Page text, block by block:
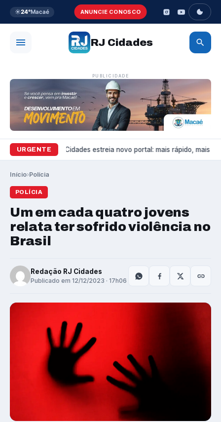
☀️24°Macaé ANUNCIE CONOSCO
RJ Cidades
PUBLICIDADE
URGENTE
Variedades RJ Cidades estreia novo portal: mais rápido, mais
Início›Polícia
POLÍCIA
Um em cada quatro jovens
relata ter sofrido violência no
Brasil
Redação RJ Cidades
Publicado em 12/12/2023 · 17h06